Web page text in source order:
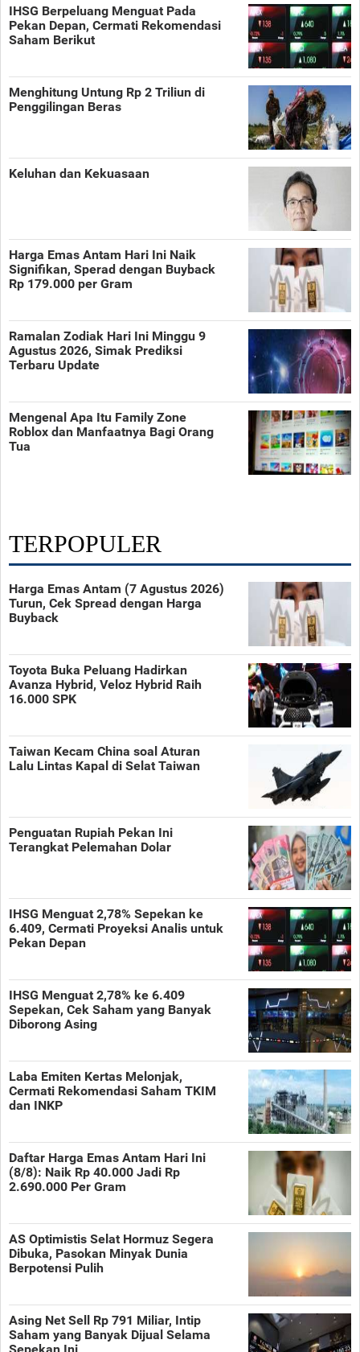
IHSG Berpeluang Menguat Pada
Pekan Depan, Cermati Rekomendasi
Saham Berikut
Menghitung Untung Rp 2 Triliun di
Penggilingan Beras
Keluhan dan Kekuasaan
Harga Emas Antam Hari Ini Naik
Signifikan, Sperad dengan Buyback
Rp 179.000 per Gram
Ramalan Zodiak Hari Ini Minggu 9
Agustus 2026, Simak Prediksi
Terbaru Update
Mengenal Apa Itu Family Zone
Roblox dan Manfaatnya Bagi Orang
Tua
TERPOPULER
Harga Emas Antam (7 Agustus 2026)
Turun, Cek Spread dengan Harga
Buyback
Toyota Buka Peluang Hadirkan
Avanza Hybrid, Veloz Hybrid Raih
16.000 SPK
Taiwan Kecam China soal Aturan
Lalu Lintas Kapal di Selat Taiwan
Penguatan Rupiah Pekan Ini
Terangkat Pelemahan Dolar
IHSG Menguat 2,78% Sepekan ke
6.409, Cermati Proyeksi Analis untuk
Pekan Depan
IHSG Menguat 2,78% ke 6.409
Sepekan, Cek Saham yang Banyak
Diborong Asing
Laba Emiten Kertas Melonjak,
Cermati Rekomendasi Saham TKIM
dan INKP
Daftar Harga Emas Antam Hari Ini
(8/8): Naik Rp 40.000 Jadi Rp
2.690.000 Per Gram
AS Optimistis Selat Hormuz Segera
Dibuka, Pasokan Minyak Dunia
Berpotensi Pulih
Asing Net Sell Rp 791 Miliar, Intip
Saham yang Banyak Dijual Selama